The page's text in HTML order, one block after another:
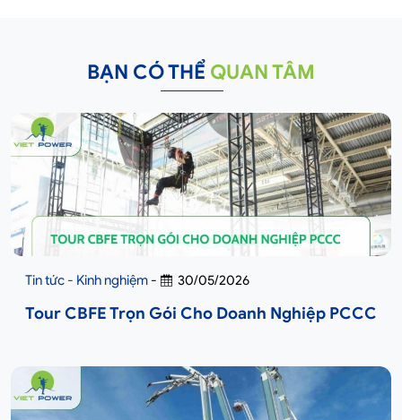
BẠN CÓ THỂ QUAN TÂM
Tin tức - Kinh nghiệm - 30/05/2026
Tour CBFE Trọn Gói Cho Doanh Nghiệp PCCC